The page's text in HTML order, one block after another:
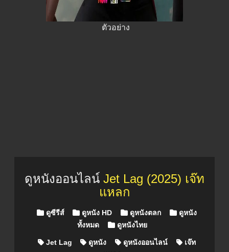
ตัวอย่าง
ดูหนังออนไลน์ Jet Lag (2025) เจ๊ท
แหลก
Posted in
ดูซีรีส์ ดูหนัง HD ดูหนังตลก
ดูหนัง
ทั้งหมด
ดูหนังไทย
Jet Lag ดูหนัง ดูหนังออนไลน์
เจ๊ท